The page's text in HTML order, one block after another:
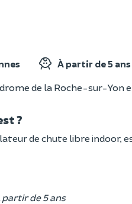
À partir de 5 ans
de la Roche-sur-
?
de chute libre indoor,
de 5 ans